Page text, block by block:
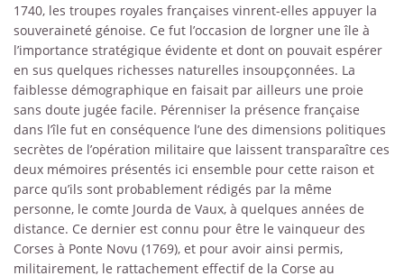
1740, les troupes royales françaises vinrent-elles appuyer la
souveraineté génoise. Ce fut l’occasion de lorgner une île à
l’importance stratégique évidente et dont on pouvait espérer
en sus quelques richesses naturelles insoupçonnées. La
faiblesse démographique en faisait par ailleurs une proie
sans doute jugée facile. Pérenniser la présence française
dans l’île fut en conséquence l’une des dimensions politiques
secrètes de l’opération militaire que laissent transparaître ces
deux mémoires présentés ici ensemble pour cette raison et
parce qu’ils sont probablement rédigés par la même
personne, le comte Jourda de Vaux, à quelques années de
distance. Ce dernier est connu pour être le vainqueur des
Corses à Ponte Novu (1769), et pour avoir ainsi permis,
militairement, le rattachement effectif de la Corse au